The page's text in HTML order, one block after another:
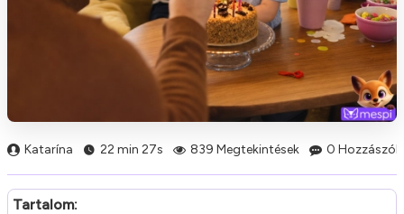
Katarína 22 min 27s 839 Megtekintések 0
Tartalom: